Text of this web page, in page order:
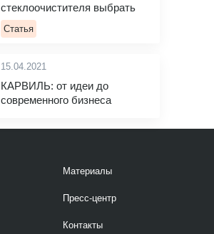
стеклоочистителя выбрать
Статья
15.04.2021
КАРВИЛЬ: от идеи до
современного бизнеса
Материалы
Пресс-центр
Контакты